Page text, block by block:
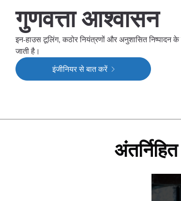
गुणवत्ता आश्वासन
इन-हाउस टूलिंग, कठोर नियंत्रणों और अनुशासित निष्पादन
जाती है।
इंजीनियर से बात करें